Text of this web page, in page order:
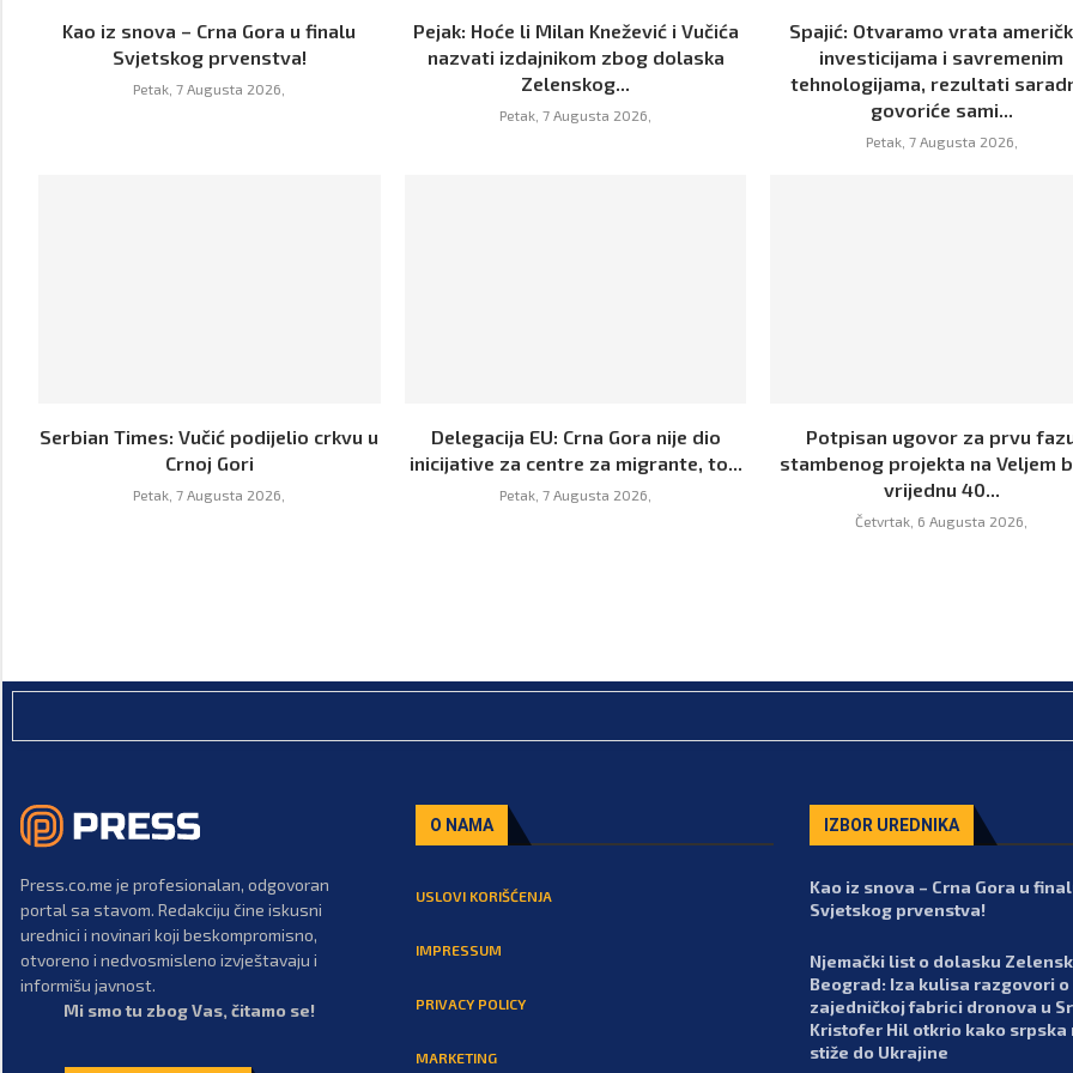
Kao iz snova – Crna Gora u finalu
Svjetskog prvenstva!
Petak, 7 Augusta 2026,
Pejak: Hoće li Milan Knežević i Vučića
nazvati izdajnikom zbog dolaska
Zelenskog...
Petak, 7 Augusta 2026,
Spajić: Otvaramo vrata
investicijama i savremenim
tehnologijama, rezultati
govoriće sami...
Petak, 7 Augusta 2026,
Serbian Times: Vučić podijelio crkvu u
Crnoj Gori
Petak, 7 Augusta 2026,
Delegacija EU: Crna Gora nije dio
inicijative za centre za migrante, to...
Petak, 7 Augusta 2026,
Potpisan ugovor za prvu
stambenog projekta na Veljem
vrijednu 40...
Četvrtak, 6 Augusta 2026,
Press.co.me je profesionalan, odgovoran
portal sa stavom. Redakciju čine iskusni
urednici i novinari koji beskompromisno,
otvoreno i nedvosmisleno izvještavaju i
informišu javnost.
Mi smo tu zbog Vas, čitamo se!
O NAMA
USLOVI KORIŠĆENJA
IMPRESSUM
PRIVACY POLICY
MARKETING
IZBOR UREDNIKA
Kao iz snova – Crna Gora u
Svjetskog prvenstva!
Njemački list o dolasku
Beograd: Iza kulisa razgovori o
zajedničkoj fabrici dronova u
Kristofer Hil otkrio kako srpska
stiže do Ukrajine